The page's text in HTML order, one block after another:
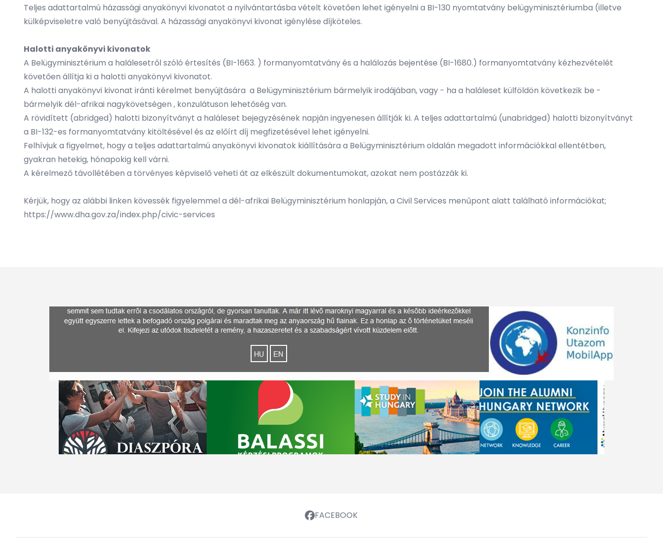
Teljes adattartalmú házassági anyakönyvi kivonatot a nyilvántartásba vételt követően lehet igényelni a BI-130 nyomtatvány belügyminisztériumba (illetve
külképviseletre való benyújtásával. A házassági anyakönyvi kivonat igénylése díjköteles.
Halotti anyakönyvi kivonatok
A Belügyminisztérium a halálesetről szóló értesítés (BI-1663. ) formanyomtatvány és a halálozás bejentése (BI-1680.) formanyomtatvány kézhezvételét
követően állítja ki a halotti anyakönyvi kivonatot.
A halotti anyakönyvi kivonat iránti kérelmet benyújtására a Belügyminisztérium bármelyik irodájában, vagy - ha a haláleset külföldön következik be -
bármelyik dél-afrikai nagykövetségen , konzulátuson lehetőség van.
A rövidített (abridged) halotti bizonyítványt a haláleset bejegyzésének napján ingyenesen állítják ki. A teljes adattartalmú (unabridged) halotti bizonyítványt
a BI-132-es formanyomtatvány kitöltésével és az előírt díj megfizetésével lehet igényelni.
Felhívjuk a figyelmet, hogy a teljes adattartalmú anyakönyvi kivonatok kiállítására a Belügyminisztérium oldalán megadott információkkal ellentétben,
gyakran hetekig, hónapokig kell várni.
A kérelmező távollétében a törvényes képviselő veheti át az elkészült dokumentumokat, azokat nem postázzák ki.
Kérjük, hogy az alábbi linken kövessék figyelemmel a dél-afrikai Belügyminisztérium honlapján, a Civil Services menűpont alatt található információkat;
https://www.dha.gov.za/index.php/civic-services
FACEBOOK